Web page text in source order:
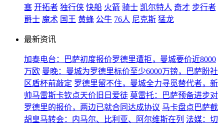
塞 开拓者 独行侠 快船 火箭 骑士 凯尔特人 奇才 步行者
爵士 魔术 国王 黄蜂 公牛 76人 尼克斯 猛龙
最新资讯
加泰电台：巴萨初度报价罗德里遭拒，曼城要价近8000
万欧 曼晚：曼城为罗德里标价至少6000万镑，巴萨盼社
区盾杯前敲定 罗德里留不住，曼城全力寻觅替代者，新
帅马雷斯卡钦点天价旧日爱徒 莫雷托：巴萨预备进步对
罗德里的报价，两边已就合同达成协议 马卡盘点巴萨截
胡皇马转会：内马尔、比利亚、阿尔维斯在列 法媒：切